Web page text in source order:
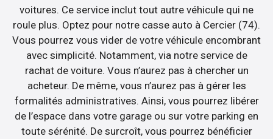
voitures. Ce service inclut tout autre véhicule qui ne
roule plus. Optez pour notre casse auto à Cercier (74).
Vous pourrez vous vider de votre véhicule encombrant
avec simplicité. Notamment, via notre service de
rachat de voiture. Vous n’aurez pas à chercher un
acheteur. De même, vous n’aurez pas à gérer les
formalités administratives. Ainsi, vous pourrez libérer
de l’espace dans votre garage ou sur votre parking en
toute sérénité. De surcroît, vous pourrez bénéficier